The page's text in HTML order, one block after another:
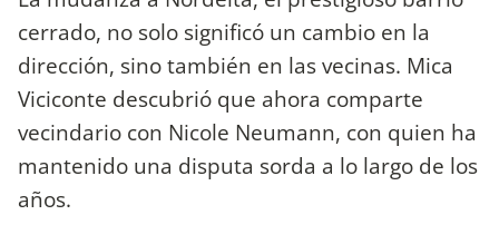
cerrado, no solo significó un cambio en la
dirección, sino también en las vecinas. Mica
Viciconte descubrió que ahora comparte
vecindario con Nicole Neumann, con quien ha
mantenido una disputa sorda a lo largo de los
años.